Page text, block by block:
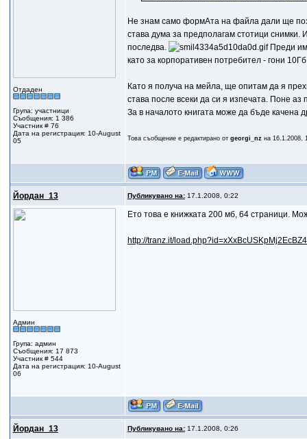
Отдаден
Група: участници
Съобщения: 1 386
Участник # 76
Дата на регистрация: 10-August
05
Не знам само формАта на файла дали ще
става дума за предполагам стотици
последва.
Преди
като за корпоративен потребител - гони
Като я получа на мейла, ще опитам да я
става после всеки да си я изпечата. Поне
За в началото книгата може да бъде качена
Това съобщение е редактирано от georgi_nzна 16.1.2008,
Йордан_13 Публикувано на:17.1.2008, 0:22
Админ
Група: админ
Съобщения: 17 873
Участник # 544
Дата на регистрация: 10-August
06
Ето това е книжката 200 мб, 64 страници.
http://tranz.it/
Йордан_13 Публикувано на:17.1.2008, 0:26